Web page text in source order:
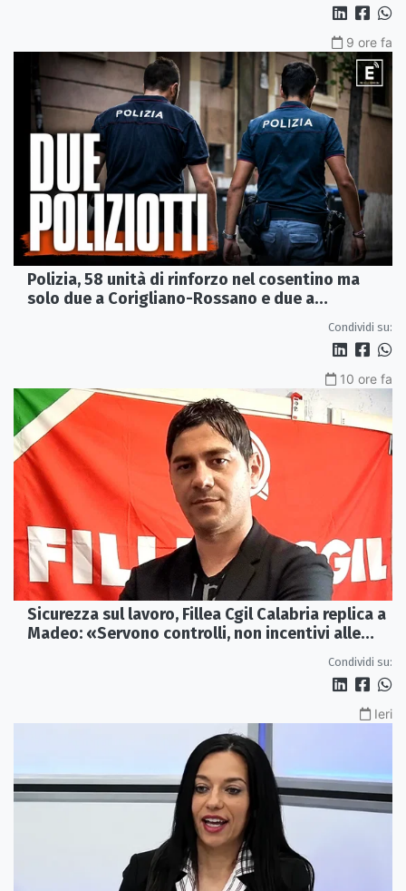
9 ore fa
Polizia, 58 unità di rinforzo nel cosentino ma
solo due a Corigliano-Rossano e due a
Condividi su:
10 ore fa
Sicurezza sul lavoro, Fillea Cgil Calabria replica a
Madeo: «Servono controlli, non incentivi alle
Condividi su:
Ieri